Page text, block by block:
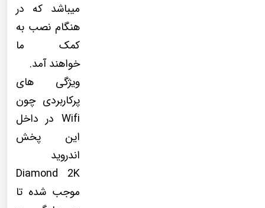
میباشد که در
هنگام نصب به
کمک ما
خواهند آمد.
ویژگی های
پرکاربردی چون
Wifi در داخل
این پخش
اندروید
Diamond 2K
موجب شده تا